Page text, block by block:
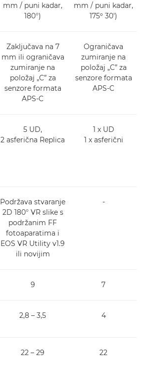
mm / puni kadar,
180°)
mm / puni kadar,
175º 30')
Zaključava na 7
mm ili ograničava
zumiranje na
položaj „C” za
senzore formata
APS-C
Ograničava
zumiranje na
položaj „C” za
senzore formata
APS-C
5 UD,
2 asferična Replica
1 x UD
1 x asferični
Podržava stvaranje
2D 180° VR slike s
podržanim FF
fotoaparatima i
EOS VR Utility v1.9
ili novijim
-
9 7
2,8 – 3,5 4
22 – 29 22